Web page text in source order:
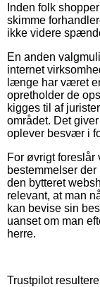
Inden folk
skimme
ikke videre
En anden
internet
længe har været
opretholder de
kigges til af
området. Det
oplever besvær i
For øvrigt
bestemmelser
den bytteret
relevant, at man
kan bevise sin
uanset om man
herre.
Trustpilot